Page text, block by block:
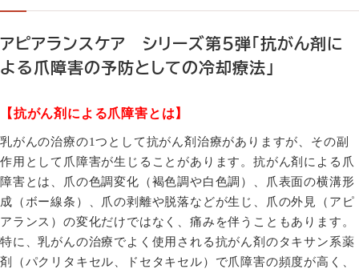
アピアランスケア シリーズ第５弾「抗がん剤に
よる爪障害の予防としての冷却療法」
【抗がん剤による爪障害とは】
乳がんの治療の1つとして抗がん剤治療がありますが、その副
作用として爪障害が生じることがあります。抗がん剤による爪
障害とは、爪の色調変化（褐色調や白色調）、爪表面の横溝形
成（ボー線条）、爪の剥離や脱落などが生じ、爪の外見（アピ
アランス）の変化だけではなく、痛みを伴うこともあります。
特に、乳がんの治療でよく使用される抗がん剤のタキサン系薬
剤（パクリタキセル、ドセタキセル）で爪障害の頻度が高く、